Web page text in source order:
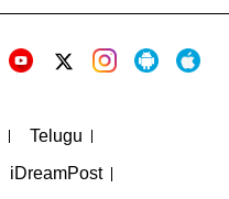
Telugu
iDreamPost